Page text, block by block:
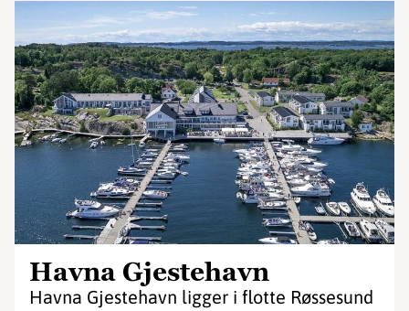
Havna Gjestehavn
Havna Gjestehavn ligger i flotte Røssesund